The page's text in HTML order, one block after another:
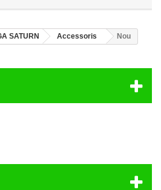
SATURN Accessoris Nou